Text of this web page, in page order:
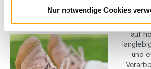
Nur notwendige Cookies
setzen
auf
und